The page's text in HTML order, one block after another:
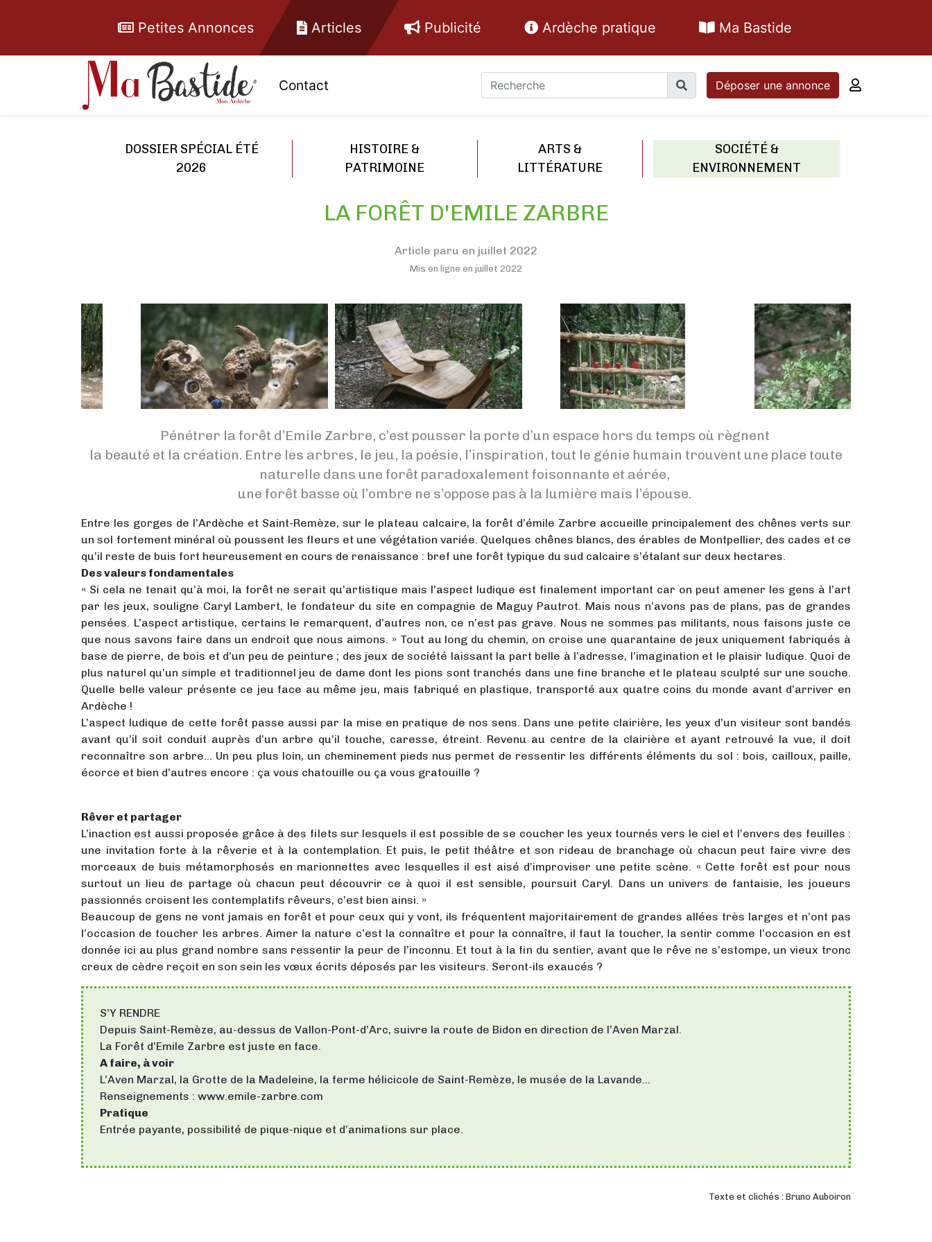
Petites Annonces Articles Publicité Ardèche pratique Ma Bastide
Contact Déposer une annonce
DOSSIER SPÉCIAL ÉTÉ
2026
HISTOIRE &
PATRIMOINE
ARTS &
LITTÉRATURE
SOCIÉTÉ &
ENVIRONNEMENT
LA FORÊT D'EMILE ZARBRE
Article paru en juillet 2022
Mis en ligne en juillet 2022
Pénétrer la forêt d’Emile Zarbre, c’est pousser la porte d’un espace hors du temps où règnent
la beauté et la création. Entre les arbres, le jeu, la poésie, l’inspiration, tout le génie humain trouvent une place toute
naturelle dans une forêt paradoxalement foisonnante et aérée,
une forêt basse où l’ombre ne s’oppose pas à la lumière mais l’épouse.
Entre les gorges de l’Ardèche et Saint-Remèze, sur le plateau calcaire, la forêt d’émile Zarbre accueille principalement des chênes verts sur
un sol fortement minéral où poussent les fleurs et une végétation variée. Quelques chênes blancs, des érables de Montpellier, des cades et ce
qu’il reste de buis fort heureusement en cours de renaissance : bref une forêt typique du sud calcaire s’étalant sur deux hectares.
Des valeurs fondamentales
« Si cela ne tenait qu’à moi, la forêt ne serait qu’artistique mais l’aspect ludique est finalement important car on peut amener les gens à l’art
par les jeux, souligne Caryl Lambert, le fondateur du site en compagnie de Maguy Pautrot. Mais nous n’avons pas de plans, pas de grandes
pensées. L’aspect artistique, certains le remarquent, d’autres non, ce n’est pas grave. Nous ne sommes pas militants, nous faisons juste ce
que nous savons faire dans un endroit que nous aimons. » Tout au long du chemin, on croise une quarantaine de jeux uniquement fabriqués à
base de pierre, de bois et d’un peu de peinture ; des jeux de société laissant la part belle à l’adresse, l’imagination et le plaisir ludique. Quoi de
plus naturel qu’un simple et traditionnel jeu de dame dont les pions sont tranchés dans une fine branche et le plateau sculpté sur une souche.
Quelle belle valeur présente ce jeu face au même jeu, mais fabriqué en plastique, transporté aux quatre coins du monde avant d’arriver en
Ardèche !
L’aspect ludique de cette forêt passe aussi par la mise en pratique de nos sens. Dans une petite clairière, les yeux d’un visiteur sont bandés
avant qu’il soit conduit auprès d’un arbre qu’il touche, caresse, étreint. Revenu au centre de la clairière et ayant retrouvé la vue, il doit
reconnaître son arbre… Un peu plus loin, un cheminement pieds nus permet de ressentir les différents éléments du sol : bois, cailloux, paille,
écorce et bien d’autres encore : ça vous chatouille ou ça vous gratouille ?
Rêver et partager
L’inaction est aussi proposée grâce à des filets sur lesquels il est possible de se coucher les yeux tournés vers le ciel et l’envers des feuilles :
une invitation forte à la rêverie et à la contemplation. Et puis, le petit théâtre et son rideau de branchage où chacun peut faire vivre des
morceaux de buis métamorphosés en marionnettes avec lesquelles il est aisé d’improviser une petite scène. « Cette forêt est pour nous
surtout un lieu de partage où chacun peut découvrir ce à quoi il est sensible, poursuit Caryl. Dans un univers de fantaisie, les joueurs
passionnés croisent les contemplatifs rêveurs, c’est bien ainsi. »
Beaucoup de gens ne vont jamais en forêt et pour ceux qui y vont, ils fréquentent majoritairement de grandes allées très larges et n’ont pas
l’occasion de toucher les arbres. Aimer la nature c’est la connaître et pour la connaître, il faut la toucher, la sentir comme l’occasion en est
donnée ici au plus grand nombre sans ressentir la peur de l’inconnu. Et tout à la fin du sentier, avant que le rêve ne s’estompe, un vieux tronc
creux de cèdre reçoit en son sein les vœux écrits déposés par les visiteurs. Seront-ils exaucés ?
S’Y RENDRE
Depuis Saint-Remèze, au-dessus de Vallon-Pont-d’Arc, suivre la route de Bidon en direction de l’Aven Marzal.
La Forêt d’Emile Zarbre est juste en face.
A faire, àvoir
L’Aven Marzal, la Grotte de la Madeleine, la ferme hélicicole de Saint-Remèze, le musée de la Lavande…
Renseignements : www.emile-zarbre.com
Pratique
Entrée payante, possibilité de pique-nique et d’animations sur place.
Texte et clichés : Bruno Auboiron